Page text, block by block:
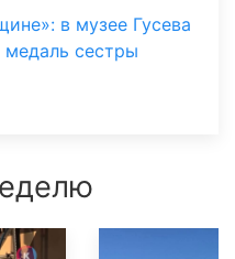
в музее Гусева
медаль сестры